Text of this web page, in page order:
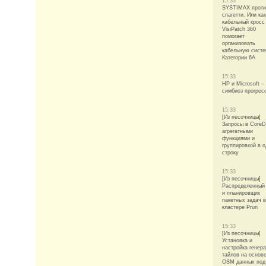
SYSTIMAX
спагетти. Или как
кабельный кросс
VisiPatch 360
помогает
организовать
кабельную
Категории 6А
15:33
HP и Microsoft –
симбиоз
15:33
[Из песочницы]
Запросы в
агрегатными
функциями и
группировкой в
строку
15:33
[Из песочницы]
Распределенный
и планировщик
пакетных задач в
кластере Prun
15:33
[Из песочницы]
Установка и
настройка
тайлов на основе
OSM данных под